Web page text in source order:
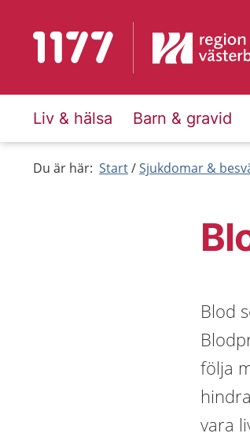
Till startsidan för 1177
Liv & hälsa Barn & gravid
Du är här: Start Sjukdomar &
Blod
följa
vara